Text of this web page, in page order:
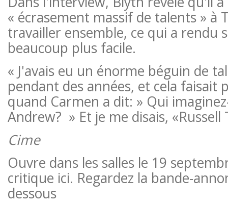
« écrasement massif de talents » à
travailler ensemble, ce qui a rendu
beaucoup plus facile.
« J'avais eu un énorme béguin de
pendant des années, et cela faisait
quand Carmen a dit: » Qui
Andrew? » Et je me disais, «Russell
Cime
Ouvre dans les salles le 19
critique ici. Regardez la bande-
dessous